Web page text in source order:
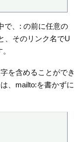
で、: の前に任意の
、そのリンク名でU
を含めることができ
、mailto:を書かずに